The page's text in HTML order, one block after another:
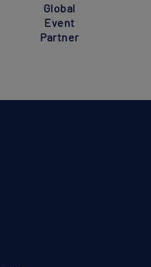
Global
Event
Partner